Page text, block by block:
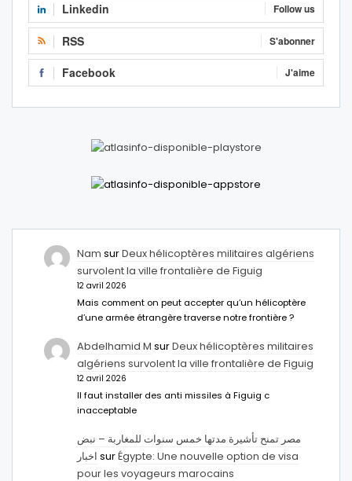
Linkedin Follow us
RSS S'abonner
Facebook J'aime
Nam surDeux hélicoptères militaires algériens
survolent la ville frontalière de Figuig
12 avril 2026
Mais comment on peut accepter qu’un hélicoptère
d’une armée étrangère traverse notre frontière ?
Abdelhamid M surDeux hélicoptères militaires
algériens survolent la ville frontalière de Figuig
12 avril 2026
Il faut installer des anti missiles à Figuig c
inacceptable
مصر تمنح تأشيرة مدتها خمس سنوات للمغاربة – نبض
اخبار surÉgypte: Une nouvelle option de visa
pour les voyageurs marocains